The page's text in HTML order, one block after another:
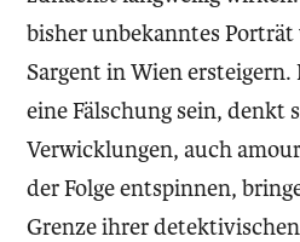
bisher unbekanntes Porträt
Sargent in Wien
eine Fälschung sein, denkt
Verwicklungen, auch
der Folge entspinnen,
Grenze ihrer